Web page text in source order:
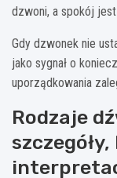
dzwoni, a spokój
Gdy dzwonek nie
jako sygnał o
uporządkowania
Rodzaje